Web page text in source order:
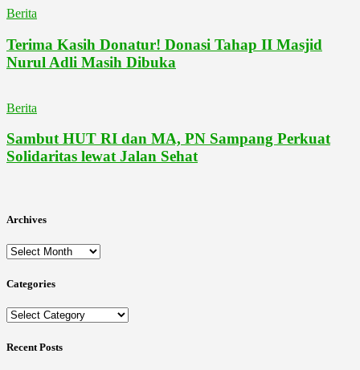
Berita
Terima Kasih Donatur! Donasi Tahap II Masjid
Nurul Adli Masih Dibuka
Berita
Sambut HUT RI dan MA, PN Sampang Perkuat
Solidaritas lewat Jalan Sehat
Archives
Archives
Categories
Categories
Recent Posts